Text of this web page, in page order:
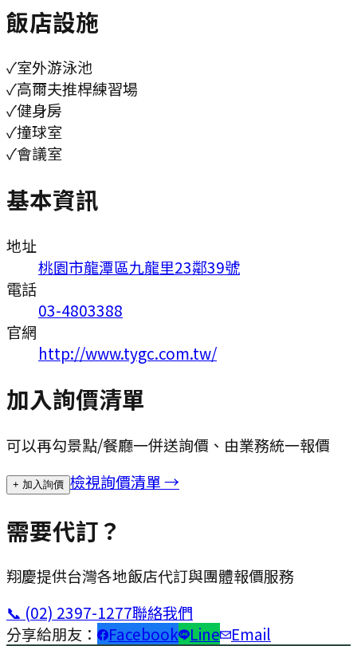
飯店設施
✓室外游泳池
✓高爾夫推桿練習場
✓健身房
✓撞球室
✓會議室
基本資訊
地址
桃園市龍潭區九龍里23鄰39號
電話
03-4803388
官網
http://www.tygc.com.tw/
加入詢價清單
可以再勾景點/餐廳一併送詢價、由業務統一報價
+ 加入詢價 檢視詢價清單 →
需要代訂？
翔慶提供台灣各地飯店代訂與團體報價服務
📞 (02) 2397-1277聯絡我們
分享給朋友：
Facebook Line Email